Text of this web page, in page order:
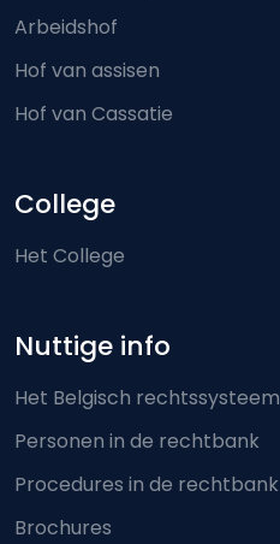
Arbeidshof
Hof van assisen
Hof van Cassatie
College
Het College
Nuttige info
Het Belgisch rechtssysteem
Personen in de rechtbank
Procedures in de rechtbank
Brochures